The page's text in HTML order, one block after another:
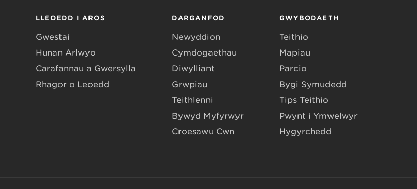
LLEOEDD I AROS
Gwestai
Hunan Arlwyo
Carafannau a Gwersylla
Rhagor o Leoedd
DARGANFOD
Newyddion
Cymdogaethau
Diwylliant
Grwpiau
Teithlenni
Bywyd Myfyrwyr
Croesawu Cŵn
GWYBODAETH
Teithio
Mapiau
Parcio
Bygi Symudedd
Tips Teithio
Pwynt i Ymwelwyr
Hygyrchedd